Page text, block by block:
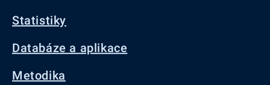
Statistiky
Databáze a aplikace
Metodika